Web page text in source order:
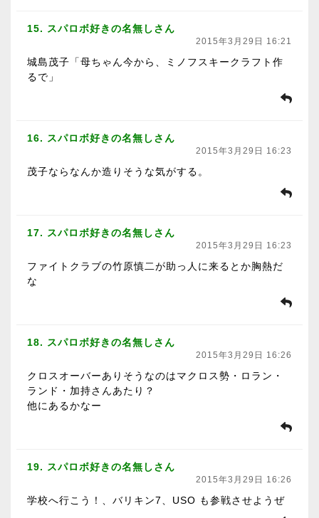
15. スパロボ好きの名無しさん
2015年3月29日 16:21
城島茂子「母ちゃん今から、ミノフスキークラフト作
るで」
16. スパロボ好きの名無しさん
2015年3月29日 16:23
茂子ならなんか造りそうな気がする。
17. スパロボ好きの名無しさん
2015年3月29日 16:23
ファイトクラブの竹原慎二が助っ人に来るとか胸熱だ
な
18. スパロボ好きの名無しさん
2015年3月29日 16:26
クロスオーバーありそうなのはマクロス勢・ロラン・
ランド・加持さんあたり？
他にあるかなー
19. スパロボ好きの名無しさん
2015年3月29日 16:26
学校へ行こう！、バリキン7、USO も参戦させようぜ